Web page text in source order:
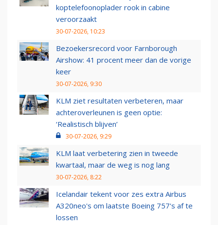
koptelefoonoplader rook in cabine
veroorzaakt
30-07-2026, 10:23
Bezoekersrecord voor Farnborough
Airshow: 41 procent meer dan de vorige
keer
30-07-2026, 9:30
KLM ziet resultaten verbeteren, maar
achteroverleunen is geen optie:
‘Realistisch blijven’
30-07-2026, 9:29
KLM laat verbetering zien in tweede
kwartaal, maar de weg is nog lang
30-07-2026, 8:22
Icelandair tekent voor zes extra Airbus
A320neo's om laatste Boeing 757's af te
lossen